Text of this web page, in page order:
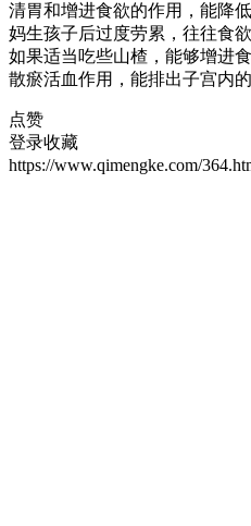
清胃和增进食欲的作用，能降
妈生孩子后过度劳累，往往食
如果适当吃些山楂，能够增进
散瘀活血作用，能排出子宫内
点赞
登录收藏
https://www.qimengke.com/